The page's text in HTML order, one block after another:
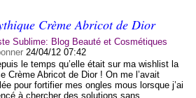
Crème Abricot de Dior
Sublime: Blog Beauté et Cosmétiques
24/04/12 07:42
le temps qu’elle était sur ma wishlist la
Crème Abricot de Dior ! On me l’avait
pour fortifier mes ongles mous lorsque j’ai
à chercher des solutions sans